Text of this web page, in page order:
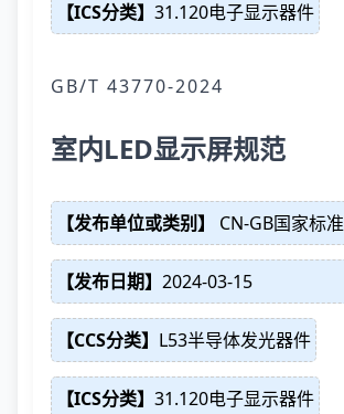
【ICS分类】 31.120电子显示器件
GB/T 43770-2024
室内LED显示屏规范
【发布单位或类别】 CN-GB国家标准
【发布日期】 2024-03-15
【CCS分类】 L53半导体发光器件
【ICS分类】 31.120电子显示器件